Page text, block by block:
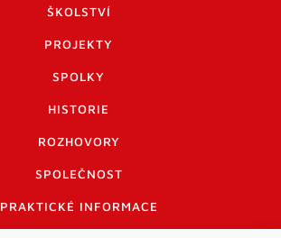
ŠKOLSTVÍ
PROJEKTY
SPOLKY
HISTORIE
ROZHOVORY
SPOLEČNOST
PRAKTICKÉ INFORMACE